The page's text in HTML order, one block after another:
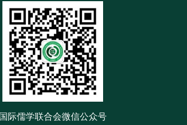
国际儒学联合会微信公众号